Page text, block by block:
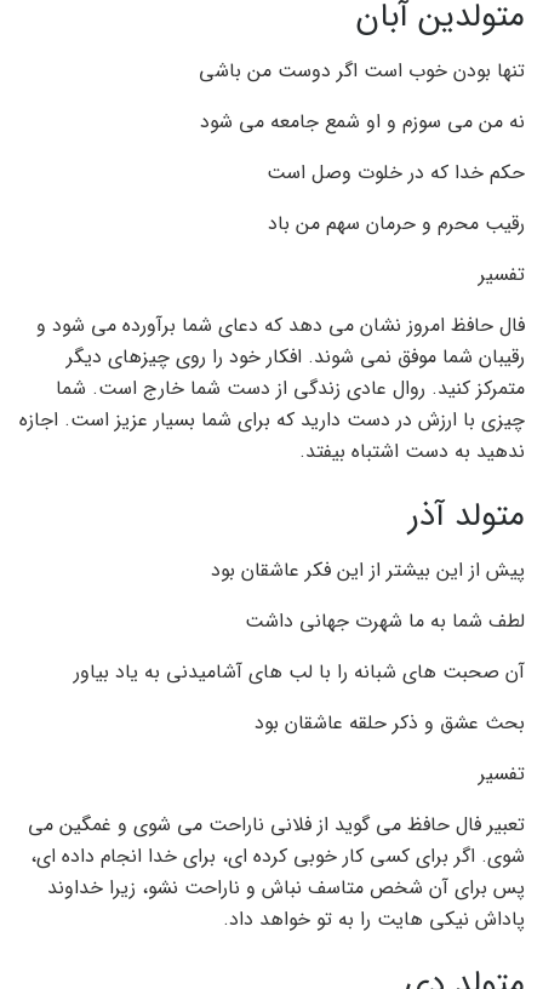
متولدین آبان
تنها بودن خوب است اگر دوست من باشی
نه من می سوزم و او شمع جامعه می شود
حکم خدا که در خلوت وصل است
رقیب محرم و حرمان سهم من باد
تفسیر
فال حافظ امروز نشان می دهد که دعای شما برآورده می شود و
رقیبان شما موفق نمی شوند. افکار خود را روی چیزهای دیگر
متمرکز کنید. روال عادی زندگی از دست شما خارج است. شما
چیزی با ارزش در دست دارید که برای شما بسیار عزیز است. اجازه
ندهید به دست اشتباه بیفتد.
متولد آذر
پیش از این بیشتر از این فکر عاشقان بود
لطف شما به ما شهرت جهانی داشت
آن صحبت های شبانه را با لب های آشامیدنی به یاد بیاور
بحث عشق و ذکر حلقه عاشقان بود
تفسیر
تعبیر فال حافظ می گوید از فلانی ناراحت می شوی و غمگین می
شوی. اگر برای کسی کار خوبی کرده ای، برای خدا انجام داده ای،
پس برای آن شخص متاسف نباش و ناراحت نشو، زیرا خداوند
پاداش نیکی هایت را به تو خواهد داد.